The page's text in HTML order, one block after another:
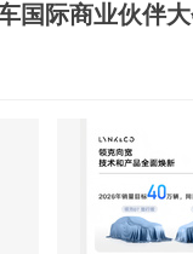
国际商业伙伴